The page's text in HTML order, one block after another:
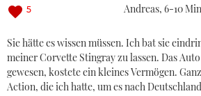
5 Andreas 6-10
Sie hätte es wissen müssen. Ich bat sie
meiner Corvette Stingray zu lassen. Das
gewesen, kostete ein kleines Vermögen.
Action, die ich hatte, um es nach